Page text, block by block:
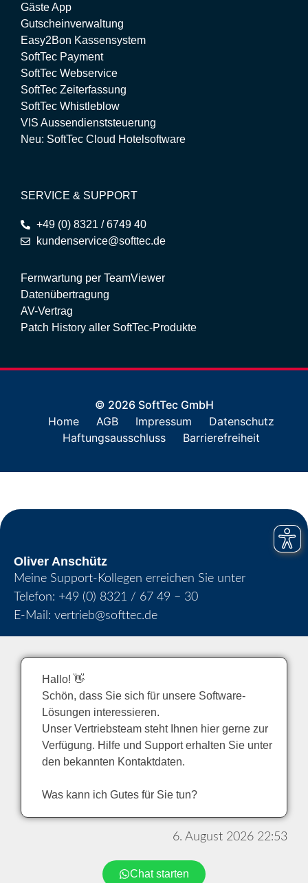
Gäste App
Gutscheinverwaltung
Easy2Bon Kassensystem
SoftTec Payment
SoftTec Webservice
SoftTec Zeiterfassung
SoftTec Whistleblow
VIS Aussendienststeuerung
Neu: SoftTec Cloud Hotelsoftware
SERVICE & SUPPORT
+49 (0) 8321 / 6749 40
kundenservice@softtec.de
Fernwartung per TeamViewer
Datenübertragung
AV-Vertrag
Patch History aller SoftTec-Produkte
© 2026 SoftTec GmbH
Home
AGB Impressum
Datenschutz
Haftungsausschluss
Barrierefreiheit
Oliver Anschütz
Meine Support-Kollegen erreichen Sie unter
Telefon: +49 (0) 8321 / 67 49 – 30
E-Mail: vertrieb@softtec.de
Hallo! 👋
Schön, dass Sie sich für unsere Software-
Lösungen interessieren.
Unser Vertriebsteam steht Ihnen hier gerne zur
Verfügung. Hilfe und Support erhalten Sie unter
den bekannten Kontaktdaten.
Was kann ich Gutes für Sie tun?
6. August 2026 22:53
Chat starten